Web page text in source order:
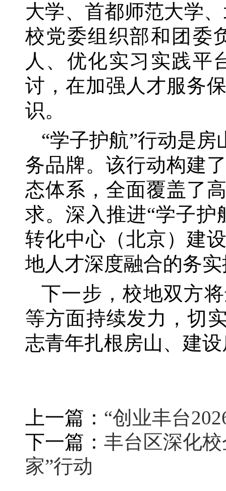
大学、首都师范大学
校党委组织部和团委
人、优化实习实践平
讨，在加强人才服务
识。
“学子护航”行动是
务品牌。该行动构建
态体系，全面覆盖了
求。深入推进“学子护
转化中心（北京）建
地人才深度融合的务
下一步，校地双方
等方面持续发力，切
志青年扎根房山、建
上一篇： “创业丰台
下一篇： 丰台区深化
家”行动